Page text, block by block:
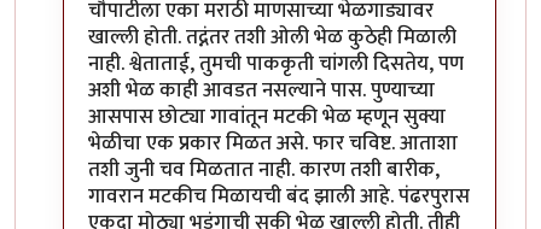
चौपाटीला एका मराठी माणसाच्या भेळगाड्यावर
खाल्ली होती. तद्नंतर तशी ओली भेळ कुठेही मिळाली
नाही. श्वेताताई, तुमची पाककृती चांगली दिसतेय, पण
अशी भेळ काही आवडत नसल्याने पास. पुण्याच्या
आसपास छोट्या गावांतून मटकी भेळ म्हणून सुक्या
भेळीचा एक प्रकार मिळत असे. फार चविष्ट. आताशा
तशी जुनी चव मिळतात नाही. कारण तशी बारीक,
गावरान मटकीच मिळायची बंद झाली आहे. पंढरपुरास